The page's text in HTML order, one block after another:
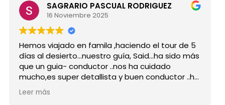
Maria De Lafuente iglesias
15 Noviembre 2025
Hicimos el tour de 5 días por el desierto un
grupo de amigos y esta experiencia quedará
para siempre en mi memoria..maravilloso todo.
Desde mi primer contacto con Mila al hacer la
como portavoz de mi grupo, desde mucho
Leer más